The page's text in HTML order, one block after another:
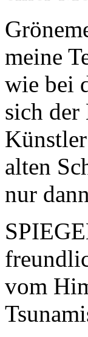
meine
wie bei
sich der
alten
nur
vom